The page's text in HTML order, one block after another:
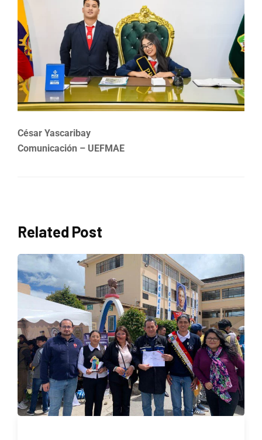
César Yascaribay
Comunicación – UEFMAE
Related Post